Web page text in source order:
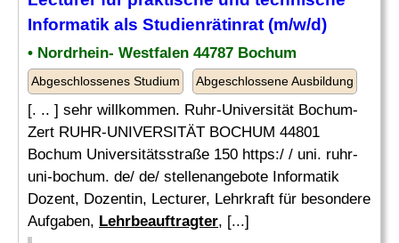
Informatik als Studienrätinrat (m/w/d)
• Nordrhein- Westfalen 44787 Bochum
Abgeschlossenes Studium Abgeschlossene Ausbildung
[. .. ] sehr willkommen. Ruhr-Universität Bochum-
Zert RUHR-UNIVERSITÄT BOCHUM 44801
Bochum Universitätsstraße 150 https:/ / uni. ruhr-
uni-bochum. de/ de/ stellenangebote Informatik
Dozent, Dozentin, Lecturer, Lehrkraft für besondere
Aufgaben, Lehrbeauftragter, [...]